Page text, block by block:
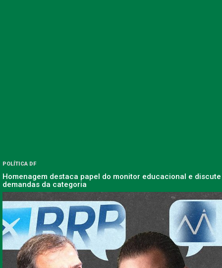
POLÍTICA DF
Homenagem destaca papel do monitor educacional e discute
demandas da categoria